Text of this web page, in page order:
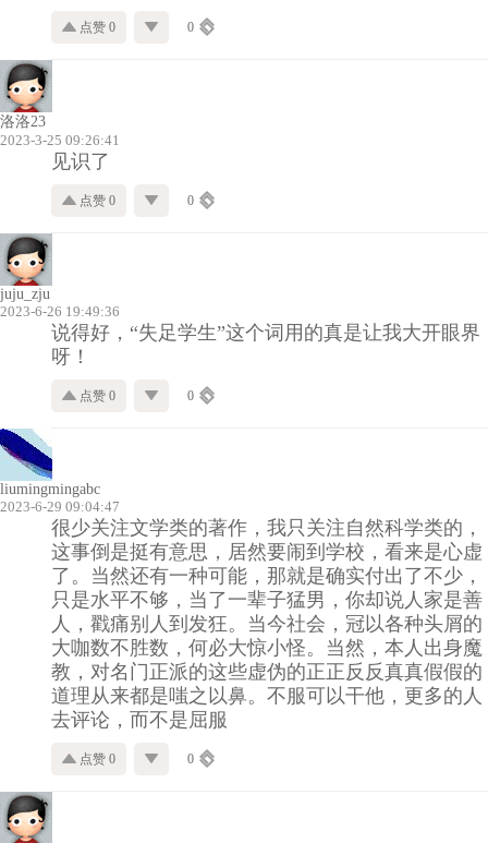
点赞 0 0
洛洛23
2023-3-25 09:26:41
见识了
点赞 0 0
juju_zju
2023-6-26 19:49:36
说得好，“失足学生”这个词用的真是让我大开眼界
呀！
点赞 0 0
liumingmingabc
2023-6-29 09:04:47
很少关注文学类的著作，我只关注自然科学类的，
这事倒是挺有意思，居然要闹到学校，看来是心虚
了。当然还有一种可能，那就是确实付出了不少，
只是水平不够，当了一辈子猛男，你却说人家是善
人，戳痛别人到发狂。当今社会，冠以各种头屑的
大咖数不胜数，何必大惊小怪。当然，本人出身魔
教，对名门正派的这些虚伪的正正反反真真假假的
道理从来都是嗤之以鼻。不服可以干他，更多的人
去评论，而不是屈服
点赞 0 0